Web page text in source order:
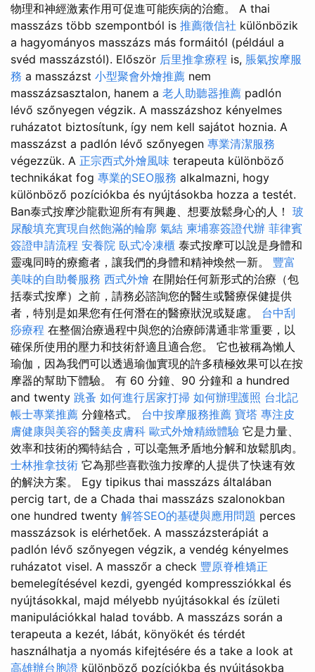
物理和神經激素作用可促進可能疾病的治癒。 A thai
masszázs több szempontból is 推薦徵信社 különbözik
a hagyományos masszázs más formáitól (például a
svéd masszázstól). Először 后里推拿療程 is, 脹氣按摩服
務 a masszázst 小型聚會外燴推薦 nem
masszázsasztalon, hanem a 老人助聽器推薦 padlón
lévő szőnyegen végzik. A masszázshoz kényelmes
ruházatot biztosítunk, így nem kell sajátot hoznia. A
masszázst a padlón lévő szőnyegen 專業清潔服務
végezzük. A 正宗西式外燴風味 terapeuta különböző
technikákat fog 專業的SEO服務 alkalmazni, hogy
különböző pozíciókba és nyújtásokba hozza a testét.
Ban泰式按摩沙龍歡迎所有有興趣、想要放鬆身心的人！ 玻
尿酸填充實現自然飽滿的輪廓 氣結 柬埔寨簽證代辦 菲律賓
簽證申請流程 安養院 臥式冷凍櫃 泰式按摩可以說是身體和
靈魂同時的療癒者，讓我們的身體和精神煥然一新。 豐富
美味的自助餐服務 西式外燴 在開始任何新形式的治療（包
括泰式按摩）之前，請務必諮詢您的醫生或醫療保健提供
者，特別是如果您有任何潛在的醫療狀況或疑慮。 台中刮
痧療程 在整個治療過程中與您的治療師溝通非常重要，以
確保所使用的壓力和技術舒適且適合您。 它也被稱為懶人
瑜伽，因為我們可以透過瑜伽實現的許多積極效果可以在按
摩器的幫助下體驗。 有 60 分鐘、90 分鐘和 a hundred
and twenty 跳蚤 如何進行居家打掃 如何辦理護照 台北記
帳士專業推薦 分鐘格式。 台中按摩服務推薦 寶塔 專注皮
膚健康與美容的醫美皮膚科 歐式外燴精緻體驗 它是力量、
效率和技術的獨特結合，可以毫無矛盾地分解和放鬆肌肉。
士林推拿技術 它為那些喜歡強力按摩的人提供了快速有效
的解決方案。 Egy tipikus thai masszázs általában
percig tart, de a Chada thai masszázs szalonokban
one hundred twenty 解答SEO的基礎與應用問題 perces
masszázsok is elérhetőek. A masszázsterápiát a
padlón lévő szőnyegen végzik, a vendég kényelmes
ruházatot visel. A masszőr a check 豐原脊椎矯正
bemelegítésével kezdi, gyengéd kompressziókkal és
nyújtásokkal, majd mélyebb nyújtásokkal és ízületi
manipulációkkal halad tovább. A masszázs során a
terapeuta a kezét, lábát, könyökét és térdét
használhatja a nyomás kifejtésére és a take a look at
高雄辦台胞證 különböző pozíciókba és nyújtásokba